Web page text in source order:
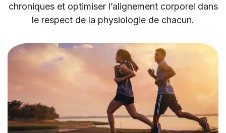
chroniques et optimiser l’alignement corporel dans
le respect de la physiologie de chacun.